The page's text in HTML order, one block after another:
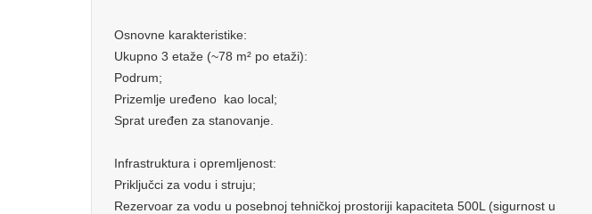
Osnovne karakteristike:
Ukupno 3 etaže (~78 m² po etaži):
Podrum;
Prizemlje uređeno kao local;
Sprat uređen za stanovanje.
Infrastruktura i opremljenost:
Priključci za vodu i struju;
Rezervoar za vodu u posebnoj tehničkoj prostoriji kapaciteta 500L (sigurnost u